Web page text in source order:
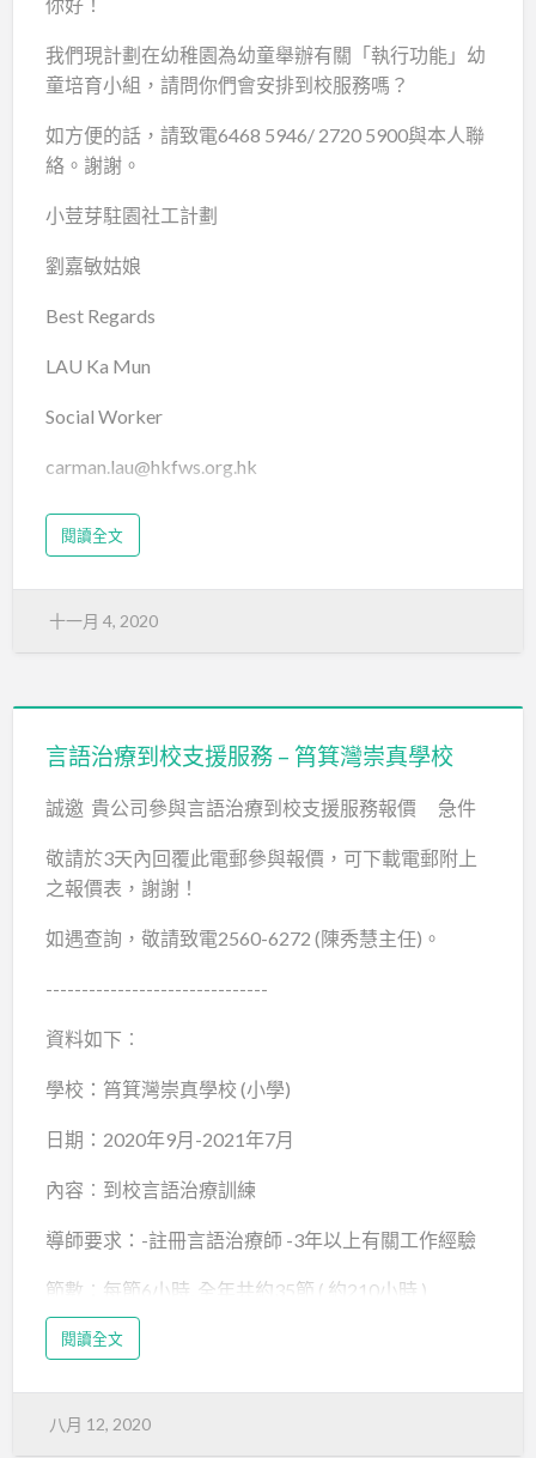
我們現計劃在幼稚園為幼童舉辦有關「執行功能」幼
童培育小組，請問你們會安排到校服務嗎？
如方便的話，請致電6468 5946/ 2720 5900與本人聯
絡。謝謝。
小荳芽駐園社工計劃
劉嘉敏姑娘
Best Regards
LAU Ka Mun
Social Worker
carman.lau@hkfws.org.hk
閱讀全文
十一月 4, 2020
言語治療到校支援服務 – 筲箕灣崇真學校
誠邀 貴公司參與言語治療到校支援服務報價 急件
敬請於3天內回覆此電郵參與報價，可下載電郵附上
之報價表，謝謝！
如遇查詢，敬請致電2560-6272 (陳秀慧主任)。
-------------------------------
資料如下︰
學校：筲箕灣崇真學校 (小學)
日期：2020年9月-2021年7月
內容︰到校言語治療訓練
導師要求：-註冊言語治療師 -3年以上有關工作經驗
節數︰每節6小時, 全年共約35節 ( 約210小時 )
yee1@skwtts.edu.hk
http://sen.com.hk/wp-content/uploads/2020/08/言語
治療到校服務報價表skwtts.docx
閱讀全文
八月 12, 2020